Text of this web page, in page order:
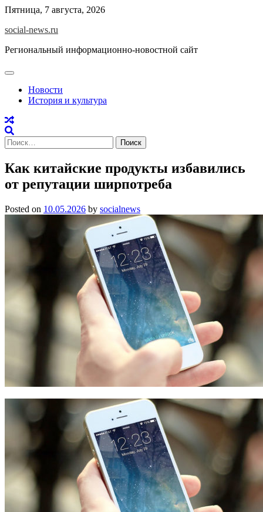
Skip
content
Пятница, 7 августа, 2026
social-news.ru
Региональный информационно-новостной сайт
Новости
История и культура
Найти:
Как китайские продукты избавились
от репутации ширпотреба
Posted on 10.05.2026 by socialnews